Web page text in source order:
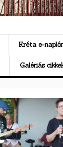
Kréta e-
Galériás